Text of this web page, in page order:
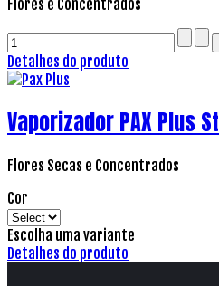
Flores e Concentrados
Detalhes do produto
Vaporizador PAX Plus
Flores Secas e Concentrados
Cor
Escolha uma variante
Detalhes do produto